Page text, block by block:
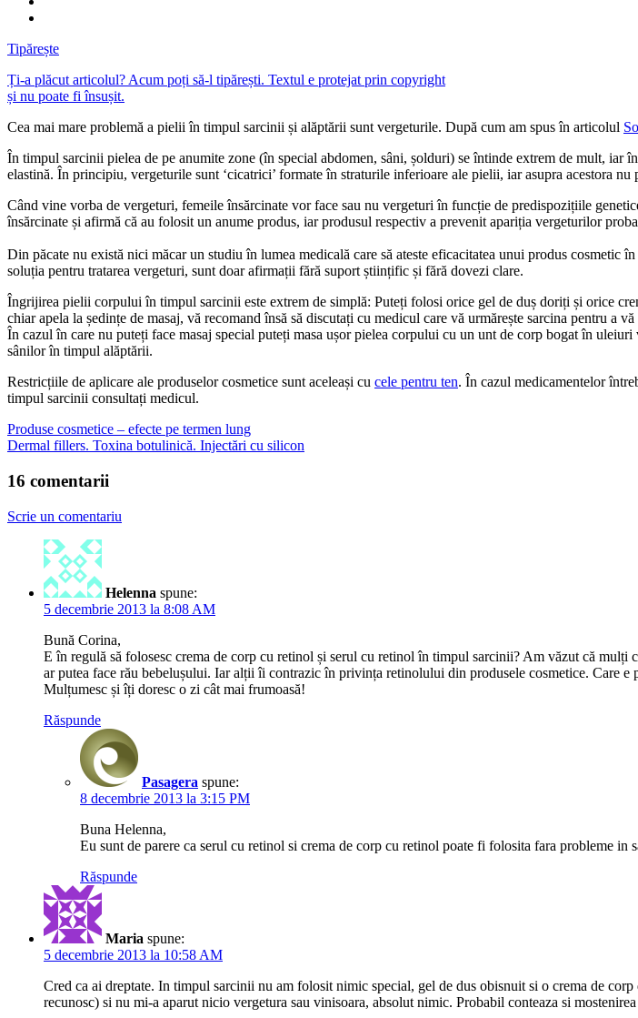
Tipărește
Ți-a plăcut articolul? Acum poți să-l tipărești. Textul e protejat prin copyright
și nu poate fi însușit.
Cea mai mare problemă a pielii în timpul sarcinii și alăptării sunt vergeturile. După cum am spus în articolul
În timpul sarcinii pielea de pe anumite zone (în special abdomen, sâni, șolduri) se întinde extrem de mult, iar
elastină. În principiu, vergeturile sunt ‘cicatrici’ formate în straturile inferioare ale pielii, iar asupra acestora
Când vine vorba de vergeturi, femeile însărcinate vor face sau nu vergeturi în funcție de predispozițiile
însărcinate și afirmă că au folosit un anume produs, iar produsul respectiv a prevenit apariția vergeturilor
Din păcate nu există nici măcar un studiu în lumea medicală care să ateste eficacitatea unui produs
soluția pentru tratarea vergeturi, sunt doar afirmații fără suport științific și fără dovezi clare.
Îngrijirea pielii corpului în timpul sarcinii este extrem de simplă: Puteți folosi orice gel de duș doriți și orice
chiar apela la ședințe de masaj, vă recomand însă să discutați cu medicul care vă urmărește sarcina pentru a
În cazul în care nu puteți face masaj special puteți masa ușor pielea corpului cu un unt de corp bogat în
sânilor în timpul alăptării.
Restricțiile de aplicare ale produselor cosmetice sunt aceleași cu cele pentru ten. În cazul medicamentelor
timpul sarcinii consultați medicul.
Produse cosmetice – efecte pe termen lung
Dermal fillers. Toxina botulinică. Injectări cu silicon
16 comentarii
Scrie un comentariu
Helenna spune:
5 decembrie 2013 la 8:08 AM
Bună Corina,
E în regulă să folosesc crema de corp cu retinol și serul cu retinol în timpul sarcinii? Am văzut că
ar putea face rău bebelușului. Iar alții îi contrazic în privința retinolului din produsele cosmetice. Care e
Mulțumesc și îți doresc o zi cât mai frumoasă!
Răspunde
Pasagera spune:
8 decembrie 2013 la 3:15 PM
Buna Helenna,
Eu sunt de parere ca serul cu retinol si crema de corp cu retinol poate fi folosita fara probleme in
Răspunde
Maria spune:
5 decembrie 2013 la 10:58 AM
Cred ca ai dreptate. In timpul sarcinii nu am folosit nimic special, gel de dus obisnuit si o crema de
recunosc) si nu mi-a aparut nicio vergetura sau vinisoara, absolut nimic. Probabil conteaza si